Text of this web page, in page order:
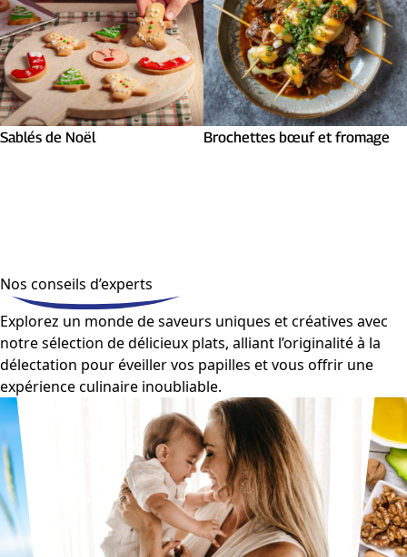
Sablés de Noël Brochettes bœuf et fromage
Nos conseils d’experts
Explorez un monde de saveurs uniques et créatives avec
notre sélection de délicieux plats, alliant l’originalité à la
délectation pour éveiller vos papilles et vous offrir une
expérience culinaire inoubliable.